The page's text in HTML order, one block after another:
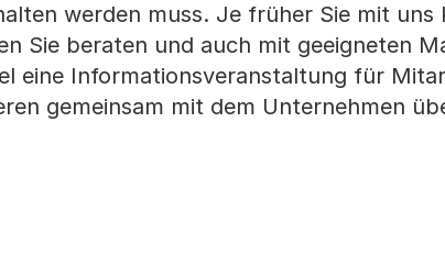
werden muss. Je früher Sie mit uns
Sie beraten und auch mit geeigneten
eine Informationsveranstaltung für
gemeinsam mit dem Unternehmen